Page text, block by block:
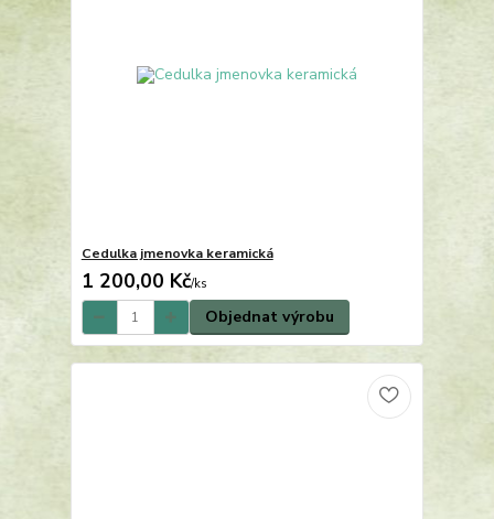
Cedulka jmenovka keramická
1 200,00 Kč/ks
Objednat výrobu